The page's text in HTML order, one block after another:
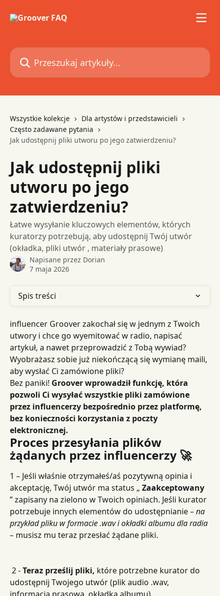
Przeszukaj artykuły...
Wszystkie kolekcje
Dla artystów i przedstawicieli
Często zadawane pytania
Jak udostępnij pliki utworu po jego zatwierdzeniu?
Jak udostępnij pliki
utworu po jego
zatwierdzeniu?
Łatwe wysyłanie kluczowych elementów, których
kuratorzy potrzebują, aby udostępnij Twój utwór
(okładka, pliki utwór , materiały prasowe)
Napisane przez Dorian
7 maja 2026
Spis treści
influencer Groover zakochał się w jednym z Twoich
utwory i chce go wyemitować w radio, napisać
artykuł, a nawet przeprowadzić z Tobą wywiad?
Wyobrażasz sobie już niekończącą się wymianę maili,
aby wysłać Ci zamówione pliki?
Bez paniki! Groover wprowadził funkcję, która
pozwoli Ci wysyłać wszystkie pliki zamówione
przez influencerzy bezpośrednio przez platformę,
bez konieczności korzystania z poczty
elektronicznej.
Proces przesyłania plików
żądanych przez influencerzy 🚀
1 – Jeśli właśnie otrzymałeś/aś pozytywną opinia i
akceptację, Twój utwór ma status „ Zaakceptowany
” zapisany na zielono w Twoich opiniach. Jeśli kurator
potrzebuje innych elementów do udostępnianie – na
przykład pliku w formacie .wav i okładki albumu dla radia
– musisz mu teraz przesłać żądane pliki.
2 - Teraz prześlij pliki, które potrzebne kurator do
udostępnij Twojego utwór (plik audio .wav,